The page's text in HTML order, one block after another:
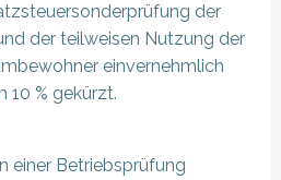
der
der teilweisen Nutzung der
einvernehmlich
10 % gekürzt.
einer Betriebsprüfung